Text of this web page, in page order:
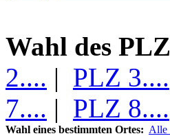
Wahl des
2.... | PLZ 3....
7.... | PLZ 8....
Wahl eines bestimmten Ortes: Alle